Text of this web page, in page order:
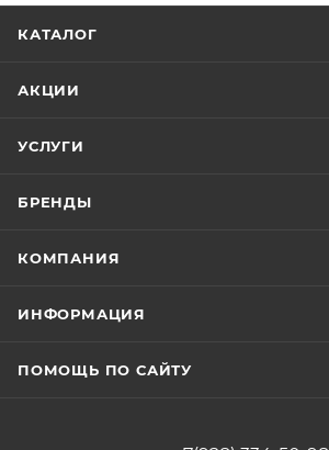
КАТАЛОГ
АКЦИИ
УСЛУГИ
БРЕНДЫ
КОМПАНИЯ
ИНФОРМАЦИЯ
ПОМОЩЬ ПО САЙТУ